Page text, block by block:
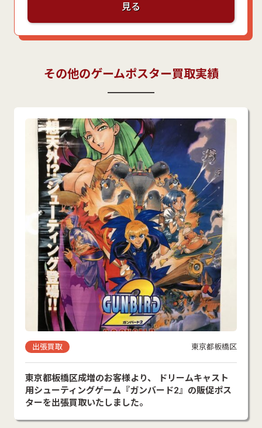
見る
その他のゲームポスター買取実績
出張買取 東京都板橋区
東京都板橋区成増のお客様より、 ドリームキャスト
用シューティングゲーム『ガンバード2』の販促ポス
ターを出張買取いたしました。